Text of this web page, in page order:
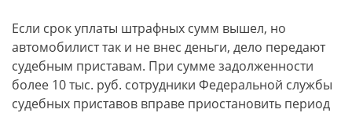
Если срок уплаты штрафных сумм вышел, но
автомобилист так и не внес деньги, дело передают
судебным приставам. При сумме задолженности
более 10 тыс. руб. сотрудники Федеральной службы
судебных приставов вправе приостановить период